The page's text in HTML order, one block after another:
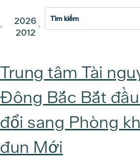
2026 2025
2012
2011
Trung tâm Tài
Đông Bắc Bắt
đổi sang Phòng
đun Mới